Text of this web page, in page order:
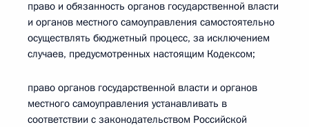
право и обязанность органов государственной власти
и органов местного самоуправления самостоятельно
осуществлять бюджетный процесс, за исключением
случаев, предусмотренных настоящим Кодексом;
право органов государственной власти и органов
местного самоуправления устанавливать в
соответствии с законодательством Российской